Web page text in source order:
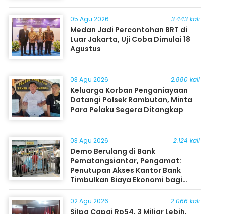
05 Agu 2026 3.443 kali
Medan Jadi Percontohan BRT di
Luar Jakarta, Uji Coba Dimulai 18
Agustus
03 Agu 2026 2.880 kali
Keluarga Korban Penganiayaan
Datangi Polsek Rambutan, Minta
Para Pelaku Segera Ditangkap
03 Agu 2026 2.124 kali
Demo Berulang di Bank
Pematangsiantar, Pengamat:
Penutupan Akses Kantor Bank
Timbulkan Biaya Ekonomi bagi
Masyarakat
02 Agu 2026 2.066 kali